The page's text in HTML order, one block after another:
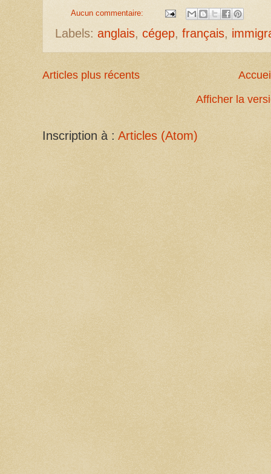
Aucun commentaire:
Labels: anglais, cégep, français,
Articles plus récents
Afficher la
Inscription à : Articles (Atom)